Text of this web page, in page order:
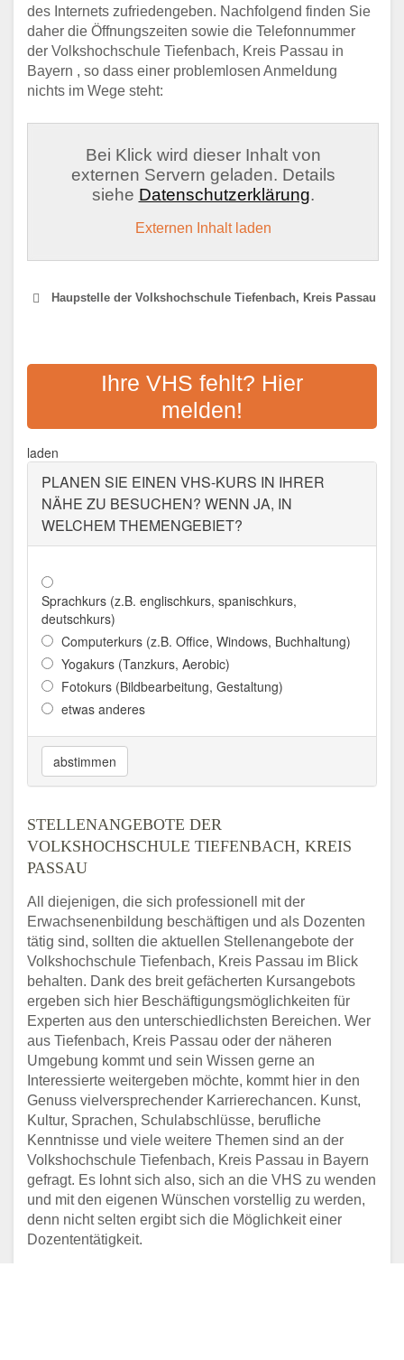
des Internets zufriedengeben. Nachfolgend finden Sie
daher die Öffnungszeiten sowie die Telefonnummer
der Volkshochschule Tiefenbach, Kreis Passau in
Bayern , so dass einer problemlosen Anmeldung
nichts im Wege steht:
Bei Klick wird dieser Inhalt von
externen Servern geladen. Details
siehe Datenschutzerklärung.
Externen Inhalt laden
Haupstelle der Volkshochschule Tiefenbach, Kreis Passau
VOLKSHOCHSCHULE CHAM
Adresse:
Pfarrer-Seidl-Straße 1, 93413
Cham/Opf.
Aktualisiert: August 2021
Ihre VHS fehlt? Hier
melden!
laden
PLANEN SIE EINEN VHS-KURS IN IHRER
NÄHE ZU BESUCHEN? WENN JA, IN
WELCHEM THEMENGEBIET?
Sprachkurs (z.B. englischkurs, spanischkurs,
deutschkurs)
Computerkurs (z.B. Office, Windows, Buchhaltung)
Yogakurs (Tanzkurs, Aerobic)
Fotokurs (Bildbearbeitung, Gestaltung)
etwas anderes
abstimmen
STELLENANGEBOTE DER
VOLKSHOCHSCHULE TIEFENBACH, KREIS
PASSAU
All diejenigen, die sich professionell mit der
Erwachsenenbildung beschäftigen und als Dozenten
tätig sind, sollten die aktuellen Stellenangebote der
Volkshochschule Tiefenbach, Kreis Passau im Blick
behalten. Dank des breit gefächerten Kursangebots
ergeben sich hier Beschäftigungsmöglichkeiten für
Experten aus den unterschiedlichsten Bereichen. Wer
aus Tiefenbach, Kreis Passau oder der näheren
Umgebung kommt und sein Wissen gerne an
Interessierte weitergeben möchte, kommt hier in den
Genuss vielversprechender Karrierechancen. Kunst,
Kultur, Sprachen, Schulabschlüsse, berufliche
Kenntnisse und viele weitere Themen sind an der
Volkshochschule Tiefenbach, Kreis Passau in Bayern
gefragt. Es lohnt sich also, sich an die VHS zu wenden
und mit den eigenen Wünschen vorstellig zu werden,
denn nicht selten ergibt sich die Möglichkeit einer
Dozententätigkeit.